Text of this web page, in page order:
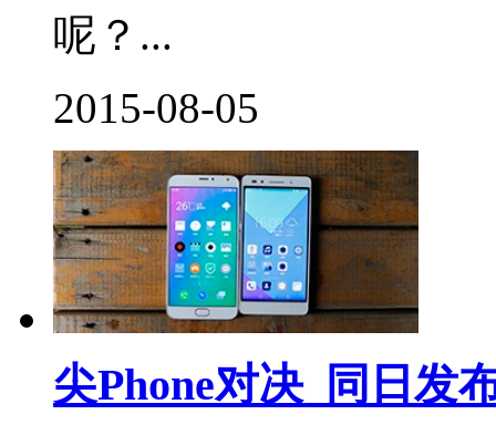
呢？...
2015-08-05
尖Phone对决_同日发